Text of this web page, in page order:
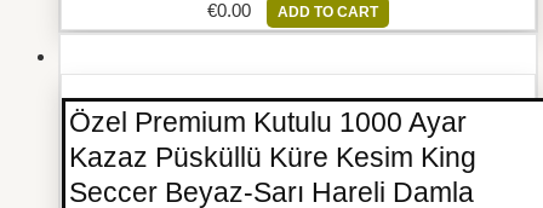
€0.00 ADD TO CART
Özel Premium Kutulu 1000 Ayar
Kazaz Püsküllü Küre Kesim King
Seccer Beyaz-Sarı Hareli Damla